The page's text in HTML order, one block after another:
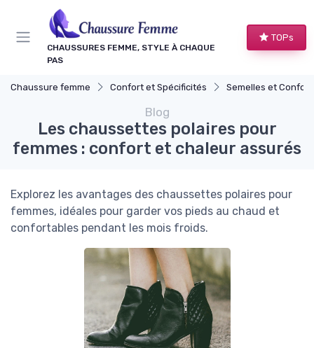
CHAUSSURES FEMME, STYLE À CHAQUE
PAS
TOPs
Chaussure femme Confort et Spécificités Semelles et Confort
Blog
Les chaussettes polaires pour
femmes : confort et chaleur assurés
Explorez les avantages des chaussettes polaires pour
femmes, idéales pour garder vos pieds au chaud et
confortables pendant les mois froids.
Panneau de gestion des cookies